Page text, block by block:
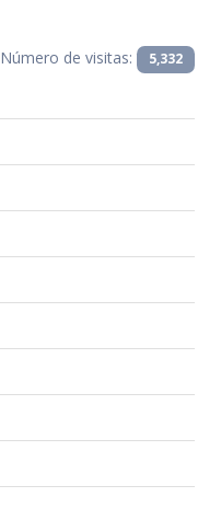
Número de visitas: 5,332